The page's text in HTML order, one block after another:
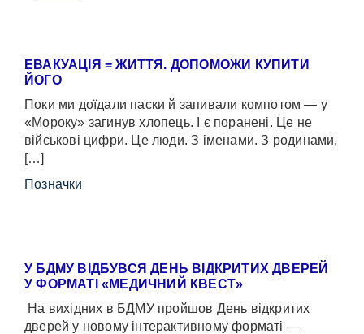
ЕВАКУАЦІЯ = ЖИТТЯ. ДОПОМОЖИ КУПИТИ
ЙОГО
Поки ми доїдали паски й запивали компотом — у
«Мороку» загинув хлопець. І є поранені. Це не
військові цифри. Це люди. З іменами. З родинами,
[…]
Позначки
У БДМУ ВІДБУВСЯ ДЕНЬ ВІДКРИТИХ ДВЕРЕЙ
У ФОРМАТІ «МЕДИЧНИЙ КВЕСТ»
На вихідних в БДМУ пройшов День відкритих
дверей у новому інтерактивному форматі —